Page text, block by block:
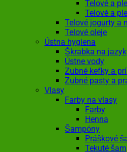
Telové a
Telové a
Telové jogurty a
Telové oleje
Ústna hygiena
Škrabka na jazyk
Ústne vody
Zubné kefky a
Zubné pasty a
Vlasy
Farby na vlasy
Farby
Henna
Šampóny
Práškové
Tekuté